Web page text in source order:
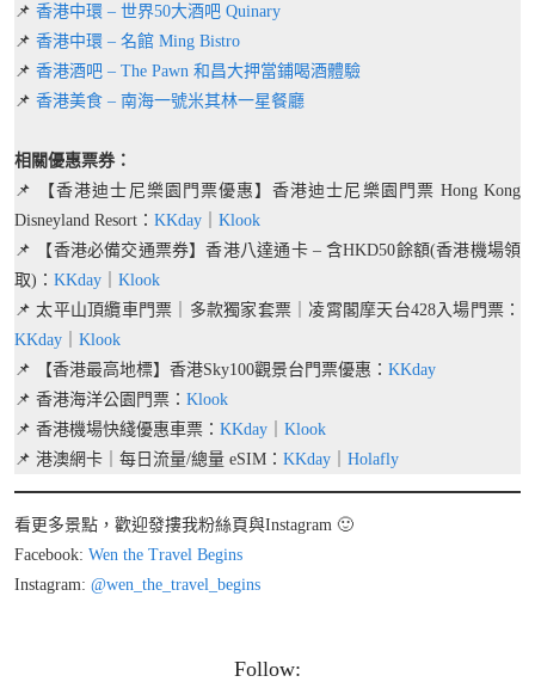
📌 香港中環 – 世界50大酒吧 Quinary
📌 香港中環 – 名館 Ming Bistro
📌 香港酒吧 – The Pawn 和昌大押當鋪喝酒體驗
📌 香港美食 – 南海一號米其林一星餐廳
相關優惠票券：
📌 【香港迪士尼樂園門票優惠】香港迪士尼樂園門票 Hong Kong
Disneyland Resort： KKday
Klook
📌 【香港必備交通票券】香港八達通卡 – 含HKD50餘額(香港機場領
取)： KKday
Klook
📌 太平山頂纜車門票｜多款獨家套票｜凌霄閣摩天台428入場門票：
KKday
Klook
📌 【香港最高地標】香港Sky100觀景台門票優惠： KKday
📌 香港海洋公園門票： Klook
📌 香港機場快綫優惠車票： KKday
Klook
📌 港澳網卡｜每日流量/總量 eSIM： KKday Holafly
看更多景點，歡迎發摟我粉絲頁與Instagram 🙂
Facebook: Wen the Travel Begins
Instagram: @wen_the_travel_begins
Follow: